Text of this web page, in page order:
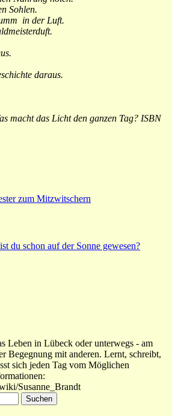
Sohlen.
in der Luft.
daraus.
macht das Licht den ganzen Tag? ISBN
zum Mitzwitschern
du schon auf der Sonne gewesen?
Leben in Lübeck oder unterwegs - am
Begegnung mit anderen. Lernt, schreibt,
sich jeden Tag vom Möglichen
Susanne_Brandt